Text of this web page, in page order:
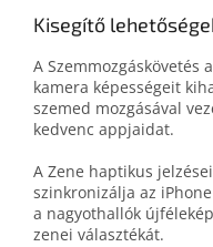
Kisegítő
A Szemmozgáskövetés
kamera képességeit
szemed mozgásával
kedvenc appjaidat.
A Zene haptikus
szinkronizálja az
a nagyothallók
zenei választékát.